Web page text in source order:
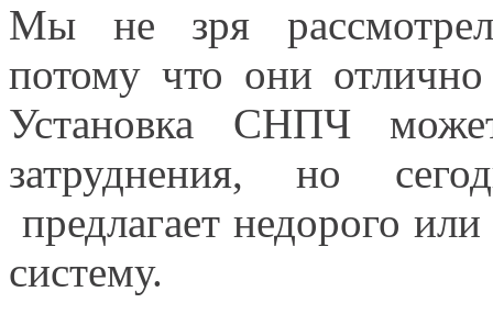
Мы не зря
потому что они
Установка СНПЧ
затруднения, но
предлагает недорого
систему.